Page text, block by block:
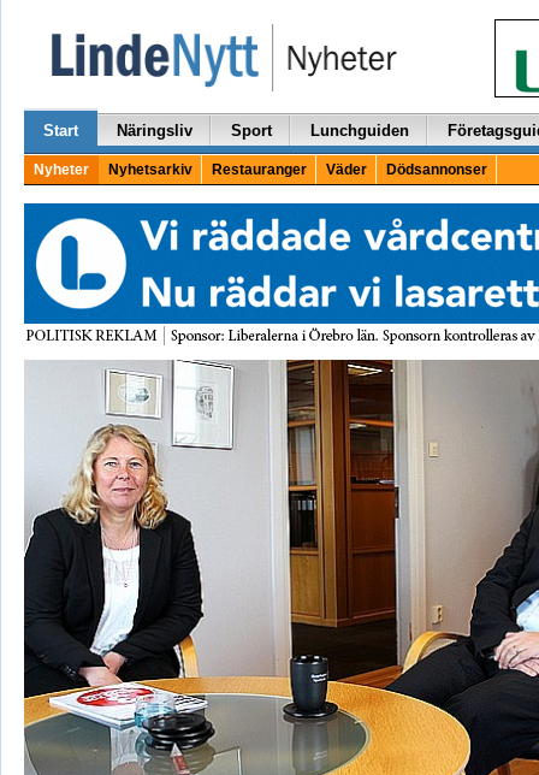
Start Näringsliv Sport Lunchguiden
Nyheter Nyhetsarkiv Restauranger Väder Dödsannonser